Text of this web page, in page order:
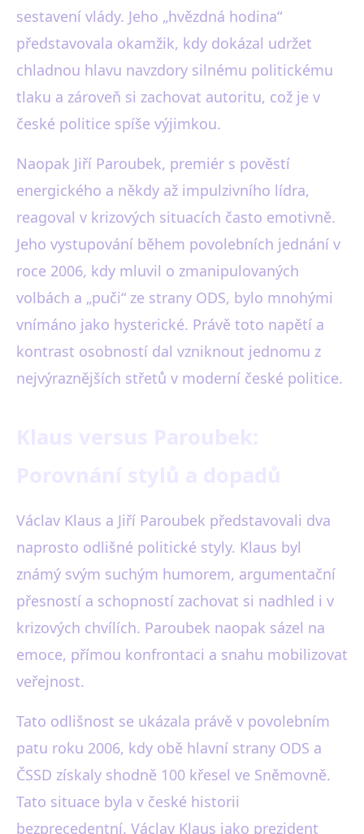
sestavení vlády. Jeho „hvězdná hodina“
představovala okamžik, kdy dokázal udržet
chladnou hlavu navzdory silnému politickému
tlaku a zároveň si zachovat autoritu, což je v
české politice spíše výjimkou.
Naopak Jiří Paroubek, premiér s pověstí
energického a někdy až impulzivního lídra,
reagoval v krizových situacích často emotivně.
Jeho vystupování během povolebních jednání v
roce 2006, kdy mluvil o zmanipulovaných
volbách a „puči“ ze strany ODS, bylo mnohými
vnímáno jako hysterické. Právě toto napětí a
kontrast osobností dal vzniknout jednomu z
nejvýraznějších střetů v moderní české politice.
Václav Klaus a Jiří Paroubek představovali dva
naprosto odlišné politické styly. Klaus byl
známý svým suchým humorem, argumentační
přesností a schopností zachovat si nadhled i v
krizových chvílích. Paroubek naopak sázel na
emoce, přímou konfrontaci a snahu mobilizovat
veřejnost.
Tato odlišnost se ukázala právě v povolebním
patu roku 2006, kdy obě hlavní strany ODS a
ČSSD získaly shodně 100 křesel ve Sněmovně.
Tato situace byla v české historii
bezprecedentní. Václav Klaus jako prezident